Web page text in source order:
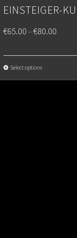
EINSTEIGER-
€65.00–€80.00
Select options